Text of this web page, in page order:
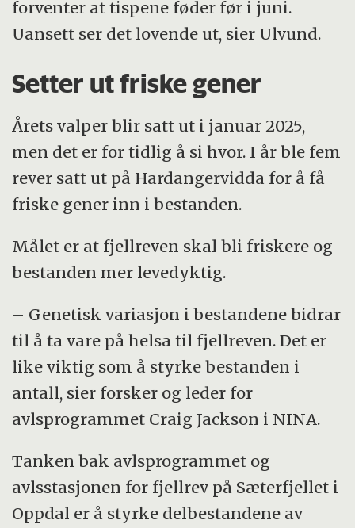
forventer at tispene føder før i juni.
Uansett ser det lovende ut, sier Ulvund.
Setter ut friske gener
Årets valper blir satt ut i januar 2025,
men det er for tidlig å si hvor. I år ble fem
rever satt ut på Hardangervidda for å få
friske gener inn i bestanden.
Målet er at fjellreven skal bli friskere og
bestanden mer levedyktig.
– Genetisk variasjon i bestandene bidrar
til å ta vare på helsa til fjellreven. Det er
like viktig som å styrke bestanden i
antall, sier forsker og leder for
avlsprogrammet Craig Jackson i NINA.
Tanken bak avlsprogrammet og
avlsstasjonen for fjellrev på Sæterfjellet i
Oppdal er å styrke delbestandene av